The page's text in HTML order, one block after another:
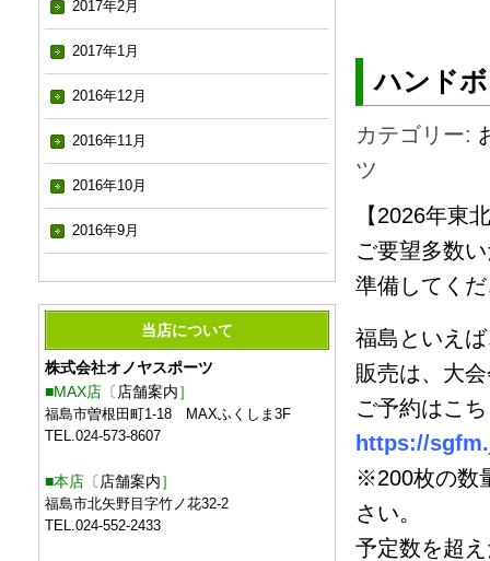
2017年2月
2017年1月
2016年12月
2016年11月
2016年10月
2016年9月
当店について
株式会社オノヤスポーツ
■MAX店〔 店舗案内］
福島市曽根田町1-18 MAXふくしま3F
TEL.024-573-8607
■本店〔 店舗案内］
福島市北矢野目字竹ノ花32-2
TEL.024-552-2433
ハンド
カテゴリー:
ツ
【2026年東
ご要望多数
準備してく
福島といえ
販売は、大
ご予約はこ
https://
※200枚の数
さい。
予定数を超